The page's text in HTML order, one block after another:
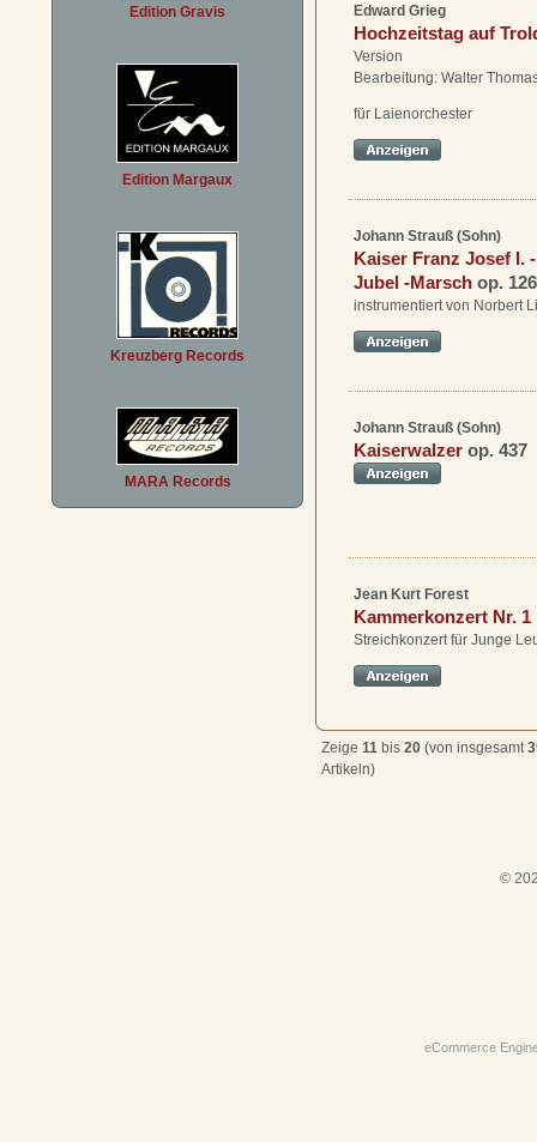
Edition Gravis
Edition Margaux
Kreuzberg Records
MARA Records
Edward Grieg
Hochzeitstag auf
Version
Bearbeitung: Walter
für Laienorchester
Johann Strauß (Sohn)
Kaiser Franz Josef I.
Jubel -Marsch op. 126
instrumentiert von Norbert
Johann Strauß (Sohn)
Kaiserwalzer op. 437
Jean Kurt Forest
Kammerkonzert Nr. 1
Streichkonzert für Junge
Zeige 11 bis 20 (von insgesamt
Artikeln)
©
eCommerce